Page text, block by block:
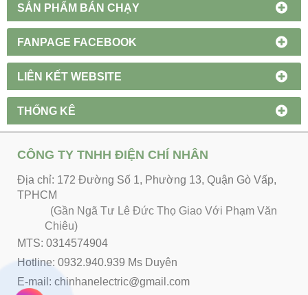
SẢN PHẨM BÁN CHẠY
FANPAGE FACEBOOK
LIÊN KẾT WEBSITE
THỐNG KÊ
CÔNG TY TNHH ĐIỆN CHÍ NHÂN
Địa chỉ: 172 Đường Số 1, Phường 13, Quận Gò Vấp,
TPHCM
(Gần Ngã Tư Lê Đức Thọ Giao Với Phạm Văn
Chiêu)
MTS: 0314574904
Hotline: 0932.940.939 Ms Duyên
E-mail: chinhanelectric@gmail.com